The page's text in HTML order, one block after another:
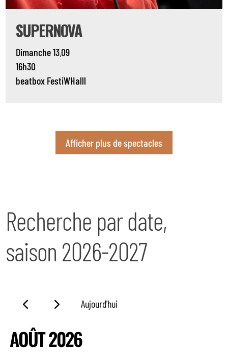
SUPERNOVA
Dimanche 13.09
16h30
beatbox FestiWHalll
Afficher plus de spectacles
Recherche par date,
saison 2026-2027
Aujourd'hui
AOÛT 2026